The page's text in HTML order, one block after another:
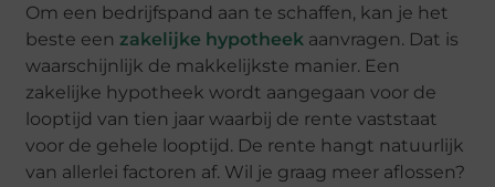
Om een bedrijfspand aan te schaffen, kan je het
beste eenzakelijke hypotheek aanvragen. Dat is
waarschijnlijk de makkelijkste manier. Een
zakelijke hypotheek wordt aangegaan voor de
looptijd van tien jaar waarbij de rente vaststaat
voor de gehele looptijd. De rente hangt natuurlijk
van allerlei factoren af. Wil je graag meer aflossen?